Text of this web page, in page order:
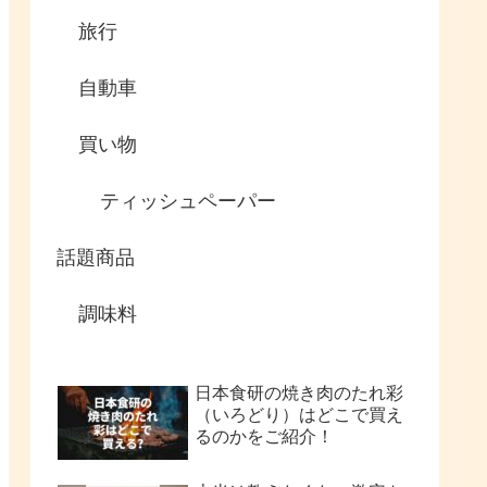
旅行
自動車
買い物
ティッシュペーパー
話題商品
調味料
日本食研の焼き肉のたれ彩
（いろどり）はどこで買え
るのかをご紹介！